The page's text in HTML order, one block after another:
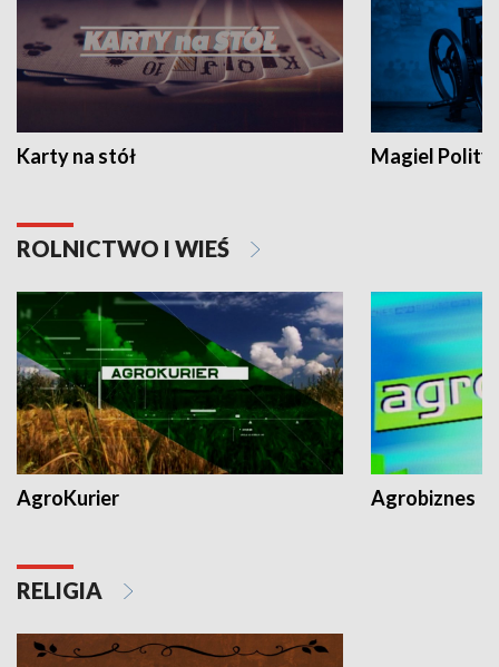
Karty na stół Magiel
ROLNICTWO I WIEŚ
AgroKurier Agrobiznes
RELIGIA